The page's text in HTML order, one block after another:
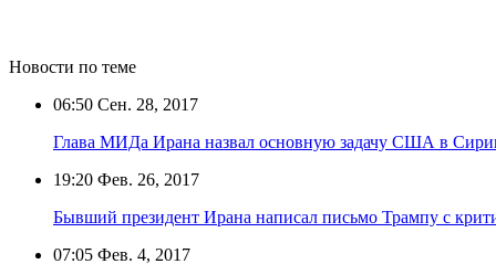
Новости по теме
06:50 Сен. 28, 2017
Глава МИДа Ирана назвал основную задачу США в
19:20 Фев. 26, 2017
Бывший президент Ирана написал письмо Трампу с
07:05 Фев. 4, 2017